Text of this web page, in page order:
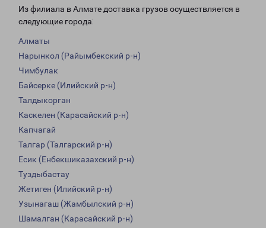
Из филиала в Алмате доставка грузов осуществляется в
следующие города:
Алматы
Нарынкол (Райымбекский р-н)
Чимбулак
Байсерке (Илийский р-н)
Талдыкорган
Каскелен (Карасайский р-н)
Капчагай
Талгар (Талгарский р-н)
Есик (Енбекшиказахский р-н)
Туздыбастау
Жетиген (Илийский р-н)
Узынагаш (Жамбылский р-н)
Шамалган (Карасайский р-н)